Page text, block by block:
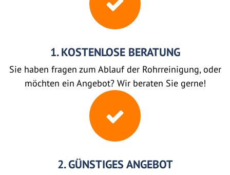
1. KOSTENLOSE BERATUNG
Sie haben fragen zum Ablauf der Rohrreinigung, oder
möchten ein Angebot? Wir beraten Sie gerne!
2. GÜNSTIGES ANGEBOT